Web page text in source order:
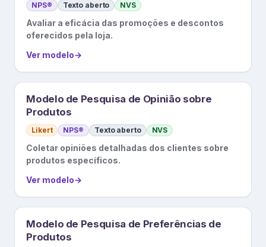
NPS® Texto aberto NVS
Avaliar a eficácia das promoções e descontos
oferecidos pela loja.
Ver modelo→
Modelo de Pesquisa de Opinião sobre
Produtos
Likert NPS® Texto aberto NVS
Coletar opiniões detalhadas dos clientes sobre
produtos específicos.
Ver modelo→
Modelo de Pesquisa de Preferências de
Produtos